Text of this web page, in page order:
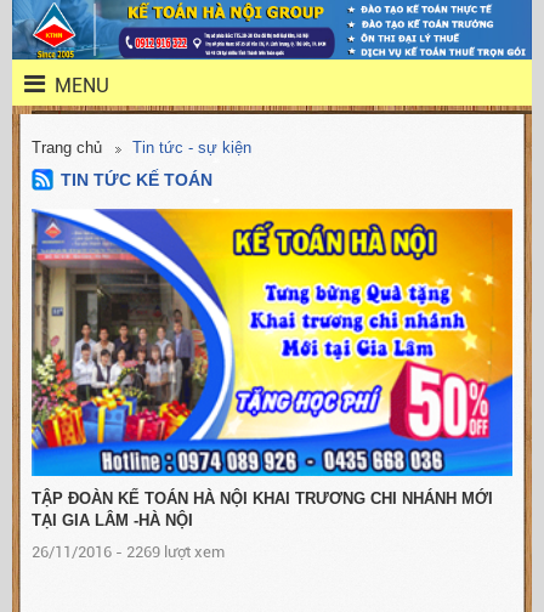
MENU
Trang chủ Tin tức - sự kiện
TIN TỨC KẾ TOÁN
TẬP ĐOÀN KẾ TOÁN HÀ NỘI KHAI TRƯƠNG CHI NHÁNH MỚI
TẠI GIA LÂM -HÀ NỘI
26/11/2016 - 2269 lượt xem